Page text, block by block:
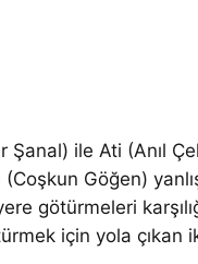
ile Ati (Anıl
Göğen)
götürmeleri
için yola